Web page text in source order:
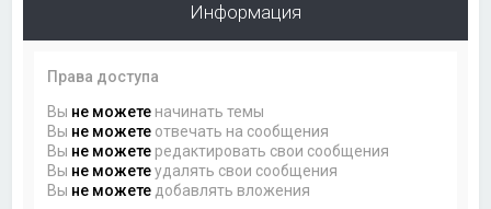
Информация
Права доступа
Вы не можете начинать темы
Вы не можете отвечать на сообщения
Вы не можете редактировать свои сообщения
Вы не можетеудалять свои сообщения
Вы не можете добавлять вложения